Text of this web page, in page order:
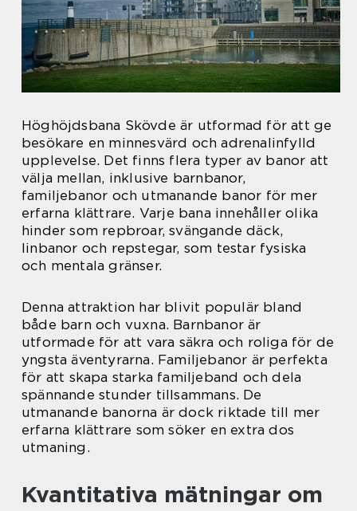
Höghöjdsbana Skövde är utformad för att ge
besökare en minnesvärd och adrenalinfylld
upplevelse. Det finns flera typer av banor att
välja mellan, inklusive barnbanor,
familjebanor och utmanande banor för mer
erfarna klättrare. Varje bana innehåller olika
hinder som repbroar, svängande däck,
linbanor och repstegar, som testar fysiska
och mentala gränser.
Denna attraktion har blivit populär bland
både barn och vuxna. Barnbanor är
utformade för att vara säkra och roliga för de
yngsta äventyrarna. Familjebanor är perfekta
för att skapa starka familjeband och dela
spännande stunder tillsammans. De
utmanande banorna är dock riktade till mer
erfarna klättrare som söker en extra dos
utmaning.
Kvantitativa mätningar om